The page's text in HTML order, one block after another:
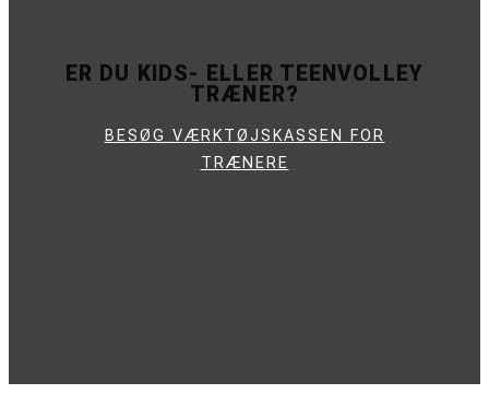
ER DU KIDS- ELLER TEENVOLLEY
TRÆNER?
BESØG VÆRKTØJSKASSEN FOR
TRÆNERE